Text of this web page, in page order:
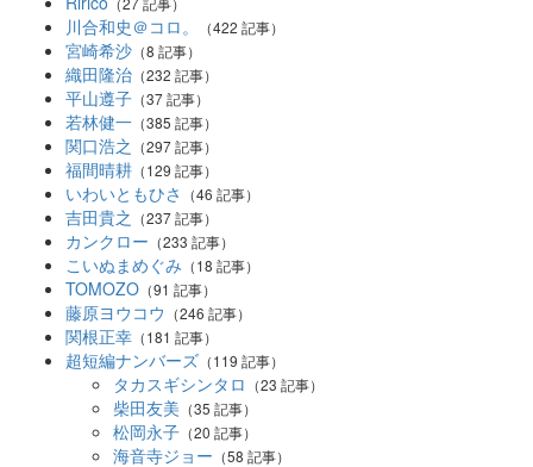
川合和史＠コロ。 （422 記事）
宮崎希沙 （8 記事）
織田隆治 （232 記事）
平山遵子 （37 記事）
若林健一 （385 記事）
関口浩之 （297 記事）
福間晴耕 （129 記事）
いわいともひさ （46 記事）
吉田貴之 （237 記事）
カンクロー （233 記事）
こいぬまめぐみ （18 記事）
TOMOZO （91 記事）
藤原ヨウコウ （246 記事）
関根正幸 （181 記事）
超短編ナンバーズ （119 記事）
タカスギシンタロ （23 記事）
柴田友美 （35 記事）
松岡永子 （20 記事）
海音寺ジョー （58 記事）